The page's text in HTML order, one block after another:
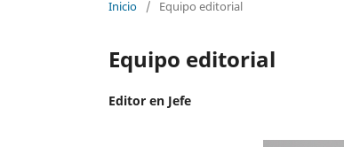
Inicio / Equipo editorial
Equipo editorial
Editor en Jefe